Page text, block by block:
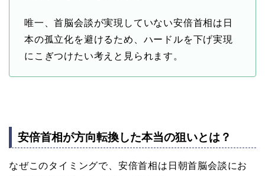
唯一、首脳会談が実現していない安倍首相は日
本の孤立化を避けるため、ハードルを下げ実現
にこぎつけたい考えと見られます。
安倍首相が方向転換した本当の狙いとは？
なぜこのタイミングで、安倍首相は日朝首脳会談にお